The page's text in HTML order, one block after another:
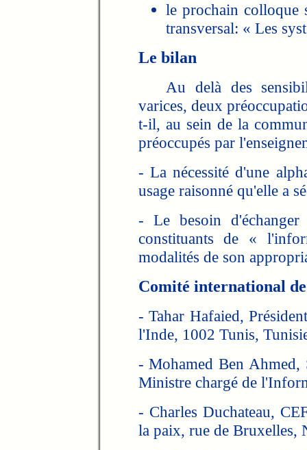
le prochain colloque
transversal: « Les
Le bilan
Au delà des
varices, deux
t-il, au sein de la
préoccupés par
- La nécessité d'une
usage raisonné qu'elle a
- Le besoin
constituants de «
modalités de son
Comité international
- Tahar Hafaied,
l'Inde, 1002 Tunis,
- Mohamed Ben Ahmed,
Ministre chargé de
- Charles Duchateau,
la paix, rue de Bruxelles,